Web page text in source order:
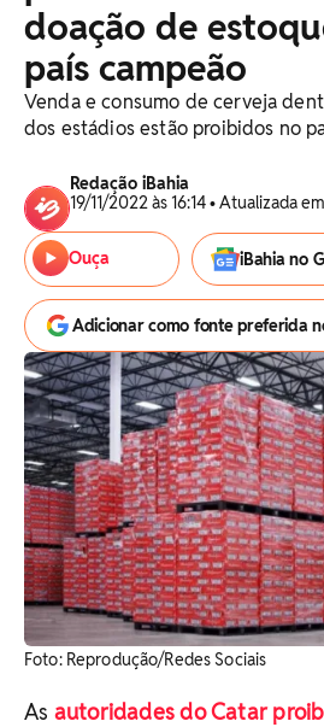
doação de
país campeão
Venda e consumo de cerveja
dos estádios estão proibidos no
Redação iBahia
19/11/2022 às 16:14 • Atualizada
Ouça iBahia no
Adicionar como fonte preferida
Foto: Reprodução/Redes Sociais
As autoridades do Catar